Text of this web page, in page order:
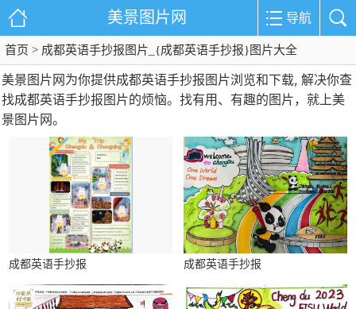
美景图片网 导航
首页 > 成都英语手抄报图片_{成都英语手抄报}图片大全
美景图片网为你提供成都英语手抄报图片浏览和下载, 解决你查
找成都英语手抄报图片的烦恼。找有用、有趣的图片，就上美
景图片网。
成都英语手抄报 成都英语手抄报